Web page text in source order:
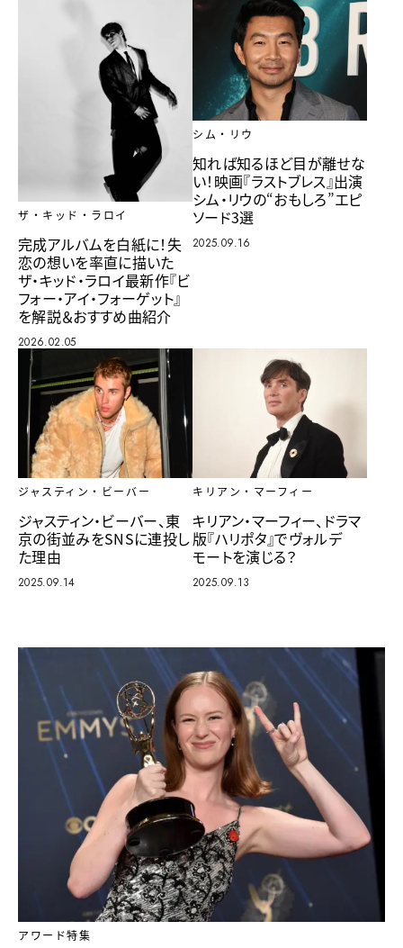
ザ・キッド・ラロイ
完成アルバムを白紙に！失
恋の想いを率直に描いた
ザ・キッド・ラロイ最新作『ビ
フォー・アイ・フォーゲット』
を解説＆おすすめ曲紹介
2026.02.05
シム・リウ
知れば知るほど目が離せな
い！映画『ラストブレス』出演
シム・リウの“おもしろ”エピ
ソード3選
2025.09.16
ジャスティン・ビーバー
ジャスティン・ビーバー、東
京の街並みをSNSに連投し
た理由
2025.09.14
キリアン・マーフィー
キリアン・マーフィー、ドラマ
版『ハリポタ』でヴォルデ
モートを演じる？
2025.09.13
アワード特集